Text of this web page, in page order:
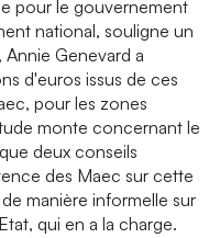
pour le gouvernement
national, souligne un
Genevard a
d'euros issus de ces
pour les zones
monte concernant le
deux conseils
des Maec sur cette
manière informelle sur
qui en a la charge.